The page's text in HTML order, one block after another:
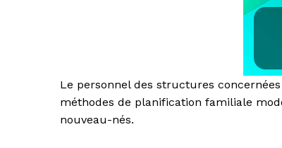
Le personnel des structures
méthodes de planification familiale
nouveau-nés.